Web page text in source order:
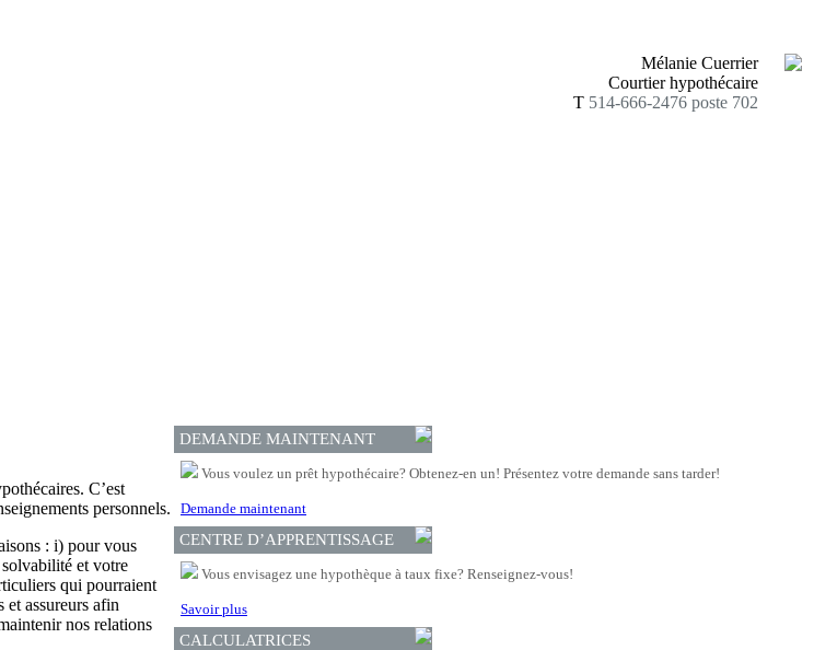
Mélanie Cuerrier
Courtier hypothécaire
T 514-666-2476 poste 702
C’est
personnels.
: i) pour vous
et votre
qui pourraient
et assureurs afin
nos relations
DEMANDE MAINTENANT
Vous voulez un prêt hypothécaire? Obtenez-en un! Présentez votre demande sans tarder!
Demande maintenant
CENTRE D’APPRENTISSAGE
Vous envisagez une hypothèque à taux fixe? Renseignez-vous!
Savoir plus
CALCULATRICES